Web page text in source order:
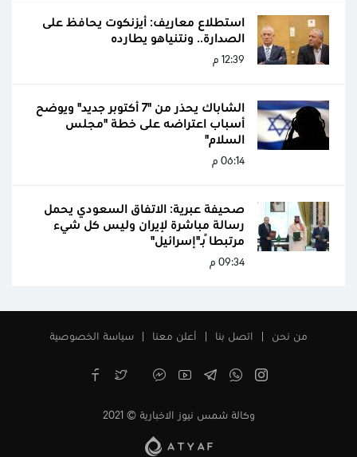
استطلاع معاريف: أيزنكوت يحافظ على
الصدارة.. ونتنياهو يطارده
12:39 م
الشاباك يحذر من "7 أكتوبر جديد" ويوضح
أسباب اعتراضه على خطة "مجلس
السلام"
06:14 م
صحيفة عبرية: الاتفاق السعودي يحمل
رسالة مباشرة لإيران وليس كل شيء
مرتبطاً بـ"إسرائيل"
09:34 م
من نحن اتصل بنا أعلن معنا سياسة الخصوصية
وكالة شمس نيوز الاخبارية © 2021